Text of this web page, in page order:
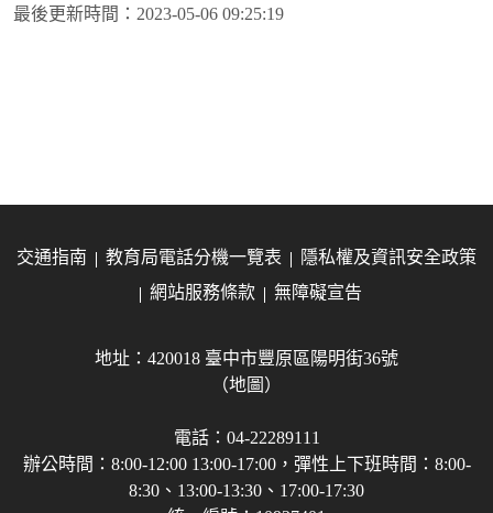
最後更新時間： 2023-05-06 09:25:19
交通指南 教育局電話分機一覽表
隱私權及資訊安全政策
網站服務條款
無障礙宣告
地址：420018 臺中市豐原區陽明街36號
（地圖）
電話：04-22289111
辦公時間：8:00-12:00 13:00-17:00，彈性上下班時間：8:00-
8:30、13:00-13:30、17:00-17:30